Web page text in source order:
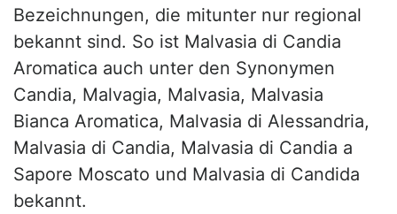
Bezeichnungen, die mitunter nur regional
bekannt sind. So ist Malvasia di Candia
Aromatica auch unter den Synonymen
Candia, Malvagia, Malvasia, Malvasia
Bianca Aromatica, Malvasia di Alessandria,
Malvasia di Candia, Malvasia di Candia a
Sapore Moscato und Malvasia di Candida
bekannt.